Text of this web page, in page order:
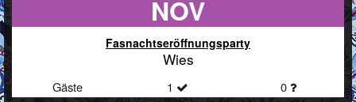
NOV
Fasnachtseröffnungsparty
Wies
Gäste 1 0